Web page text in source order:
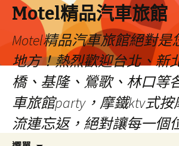
Motel精品汽車旅館
Motel精品汽車旅館絕對是
地方！熱烈歡迎台北、新
橋、基隆、鶯歌、林口等
車旅館party，摩鐵ktv式
流連忘返，絕對讓每一個